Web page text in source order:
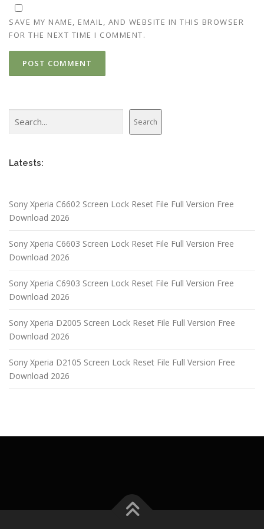
SAVE MY NAME, EMAIL, AND WEBSITE IN THIS BROWSER
FOR THE NEXT TIME I COMMENT.
Search
Latests:
Sony Xperia C6602 Screen Lock Reset File Full Version Free
Download 2026
Sony Xperia C6603 Screen Lock Reset File Full Version Free
Download 2026
Sony Xperia C6903 Screen Lock Reset File Full Version Free
Download 2026
Sony Xperia D2005 Screen Lock Reset File Full Version Free
Download 2026
Sony Xperia D2105 Screen Lock Reset File Full Version Free
Download 2026